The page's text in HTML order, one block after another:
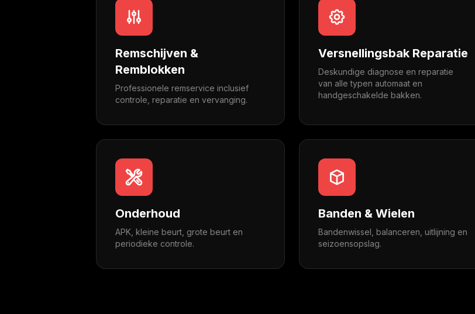
Remschijven &
Remblokken
Professionele remservice inclusief
controle, reparatie en vervanging.
Versnellingsbak Reparatie
Deskundige diagnose en reparatie
van alle typen automaat en
handgeschakelde bakken.
Onderhoud
APK, kleine beurt, grote beurt en
periodieke controle.
Banden & Wielen
Bandenwissel, balanceren, uitlijning en
seizoensopslag.